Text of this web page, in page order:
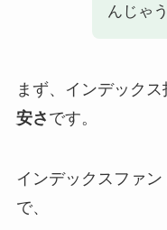
んじゃ
まず、インデック
安さ です。
インデックスファ
で、